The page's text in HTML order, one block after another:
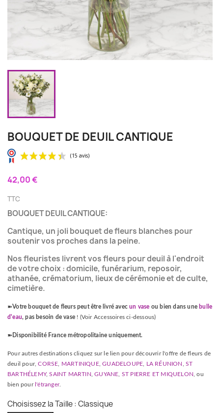
BOUQUET DE DEUIL CANTIQUE
42,00 €
TTC
BOUQUET DEUIL CANTIQUE:
Cantique, un joli bouquet de fleurs blanches pour
soutenir vos proches dans la peine.
Nos fleuristes livrent vos fleurs pour deuil à l'endroit
de votre choix : domicile, funérarium, reposoir,
athanée, crématorium, lieux de cérémonie et de culte,
cimetière.
➽Votre bouquet de fleurs peut être livré avecun vase ou bien dans une bulle
d'eau, pas besoin de vase ! (Voir Accessoires ci-dessous)
➽ Disponibilité France métropolitaine uniquement.
Pour autres destinations cliquez sur le lien pour découvrir l'offre de fleurs de
deuil pour,CORSE MARTINIQUE,GUADELOUPE LA RÉUNION ,ST
BARTHÉLEMY,SAINT MARTIN ,GUYANE ST PIERRE ET MIQUELON , ou
bien pour l'étranger.
Choisissez la Taille : Classique